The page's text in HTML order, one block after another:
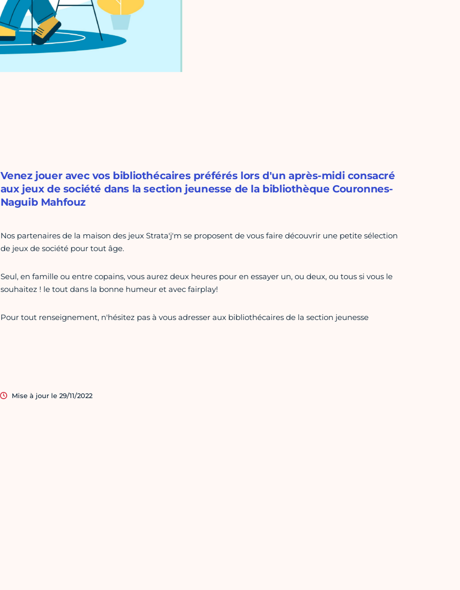
Venez jouer avec vos bibliothécaires préférés lors d'un après-midi consacré
aux jeux de société dans la section jeunesse de la bibliothèque Couronnes-
Naguib Mahfouz
Nos partenaires de la maison des jeux Strata'j'm se proposent de vous faire découvrir une petite sélection
de jeux de société pour tout âge.
Seul, en famille ou entre copains, vous aurez deux heures pour en essayer un, ou deux, ou tous si vous le
souhaitez ! le tout dans la bonne humeur et avec fairplay!
Pour tout renseignement, n'hésitez pas à vous adresser aux bibliothécaires de la section jeunesse
Mise à jour le 29/11/2022